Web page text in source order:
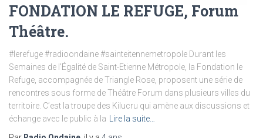
FONDATION LE REFUGE, Forum
Théâtre.
#lerefuge #radioondaine #sainteitennemetropole Durant les
Semaines de l’Égalité de Saint-Etienne Métropole, la Fondation le
Refuge, accompagnée de Triangle Rose, proposent une série de
rencontres sous forme de Théâtre Forum dans plusieurs villes du
territoire. C’est la troupe des Kilucru qui amène aux discussions et
échange avec le public à la
Lire la suite…